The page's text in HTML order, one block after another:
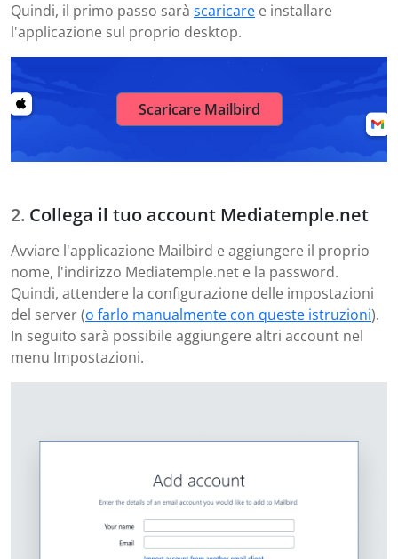
Quindi, il primo passo sarà scaricare e installare
l'applicazione sul proprio desktop.
Scaricare Mailbird
Collega il tuo account Mediatemple.net
Avviare l'applicazione Mailbird e aggiungere il proprio
nome, l'indirizzo Mediatemple.net e la password.
Quindi, attendere la configurazione delle impostazioni
del server (o farlo manualmente con queste istruzioni).
In seguito sarà possibile aggiungere altri account nel
menu Impostazioni.